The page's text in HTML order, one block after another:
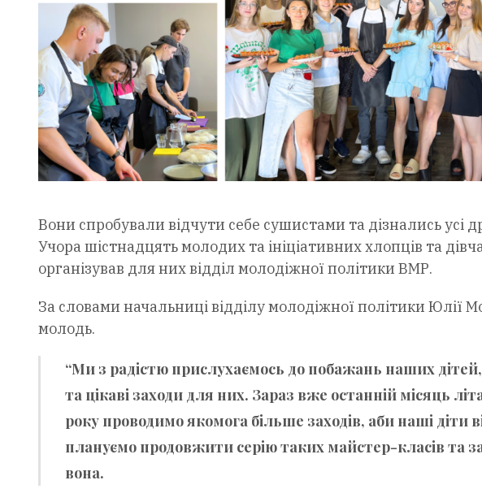
Вони спробували відчути себе сушистами та дізнались усі
Учора шістнадцять молодих та ініціативних хлопців та
організував для них відділ молодіжної політики ВМР.
За словами начальниці відділу молодіжної політики Юлії
молодь.
“Ми з радістю прислухаємось до побажань наших
та цікаві заходи для них. Зараз вже останній місяць
року проводимо якомога більше заходів, аби наші діти
плануємо продовжити серію таких майстер-класів та
вона.